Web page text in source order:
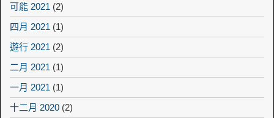
可能 2021 (2)
四月 2021 (1)
遊行 2021 (2)
二月 2021 (1)
一月 2021 (1)
十二月 2020 (2)